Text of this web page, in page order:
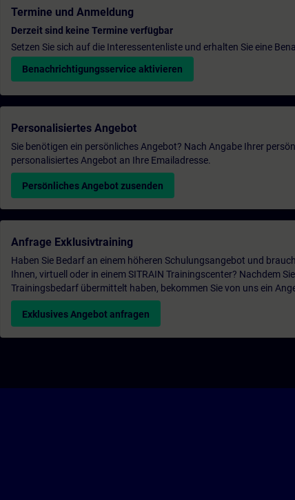
Termine und Anmeldung
Derzeit sind keine Termine verfügbar
Setzen Sie sich auf die Interessentenliste und erhalten Sie eine
Benachrichtigungsservice aktivieren
Personalisiertes Angebot
Sie benötigen ein persönliches Angebot? Nach Angabe Ihrer
personalisiertes Angebot an Ihre Emailadresse.
Persönliches Angebot zusenden
Anfrage Exklusivtraining
Haben Sie Bedarf an einem höheren Schulungsangebot und
Ihnen, virtuell oder in einem SITRAIN Trainingscenter? Nachdem
Trainingsbedarf übermittelt haben, bekommen Sie von uns ein
Exklusives Angebot anfragen